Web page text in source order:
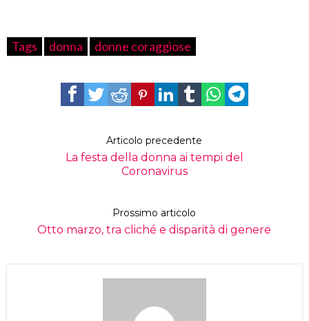
Tags donna donne coraggiose
Articolo precedente
La festa della donna ai tempi del
Coronavirus
Prossimo articolo
Otto marzo, tra cliché e disparità di genere